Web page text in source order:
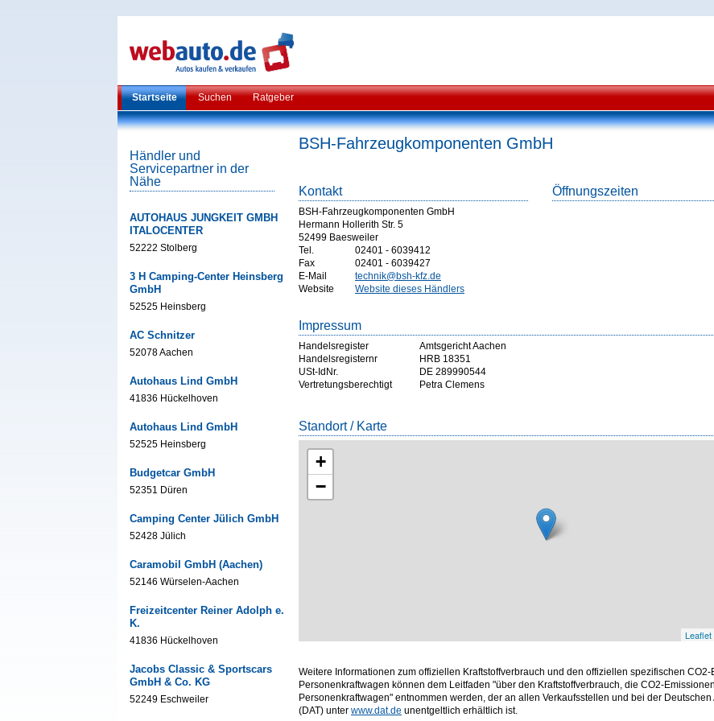
Startseite Suchen Ratgeber
Händler und
Servicepartner in der
Nähe
AUTOHAUS JUNGKEIT GMBH
ITALOCENTER
52222 Stolberg
3 H Camping-Center Heinsberg
GmbH
52525 Heinsberg
AC Schnitzer
52078 Aachen
Autohaus Lind GmbH
41836 Hückelhoven
Autohaus Lind GmbH
52525 Heinsberg
Budgetcar GmbH
52351 Düren
Camping Center Jülich GmbH
52428 Jülich
Caramobil GmbH (Aachen)
52146 Würselen-Aachen
Freizeitcenter Reiner Adolph e.
K.
41836 Hückelhoven
Jacobs Classic & Sportscars
GmbH & Co. KG
52249 Eschweiler
BSH-Fahrzeugkomponenten GmbH
Kontakt
BSH-Fahrzeugkomponenten GmbH
Hermann Hollerith Str. 5
52499 Baesweiler
Tel.
02401 - 6039412
Fax
02401 - 6039427
E-Mail
technik@bsh-kfz.de
Website
Website dieses Händlers
Öffnungszeiten
Impressum
Handelsregister
Amtsgericht Aachen
Handelsregisternr
HRB 18351
USt-IdNr.
DE 289990544
Vertretungsberechtigt
Petra Clemens
Standort / Karte
+
−
Leaflet
Weitere Informationen zum offiziellen Kraftstoffverbrauch und den offiziellen spezifischen
Personenkraftwagen können dem Leitfaden "über den Kraftstoffverbrauch, die CO2-
Personenkraftwagen" entnommen werden, der an allen Verkaufsstellen und bei der
(DAT) unter www.dat.de unentgeltlich erhältlich ist.